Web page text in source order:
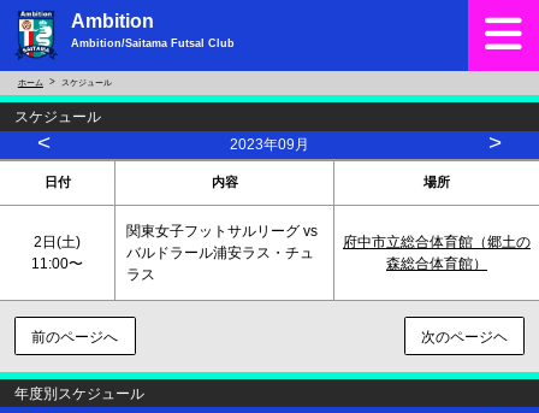
Ambition
Ambition/Saitama Futsal Club
ホーム スケジュール
スケジュール
< 2023年09月 >
日付 内容 場所
2日(土)
11:00〜
関東女子フットサルリーグ vs
バルドラール浦安ラス・チュ
ラス
府中市立総合体育館（郷土の
森総合体育館）
前のページへ 次のページヘ
年度別スケジュール